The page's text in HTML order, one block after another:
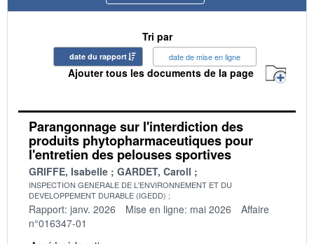
Tri par
date du rapport date de mise en ligne
Ajouter tous les documents de la page
Parangonnage sur l'interdiction des
produits phytopharmaceutiques pour
l'entretien des pelouses sportives
GRIFFE, Isabelle GARDET, Caroll
INSPECTION GENERALE DE L'ENVIRONNEMENT ET DU
DEVELOPPEMENT DURABLE (IGEDD)
Rapport: janv. 2026 Mise en ligne: mai 2026
Affaire
n°016347-01